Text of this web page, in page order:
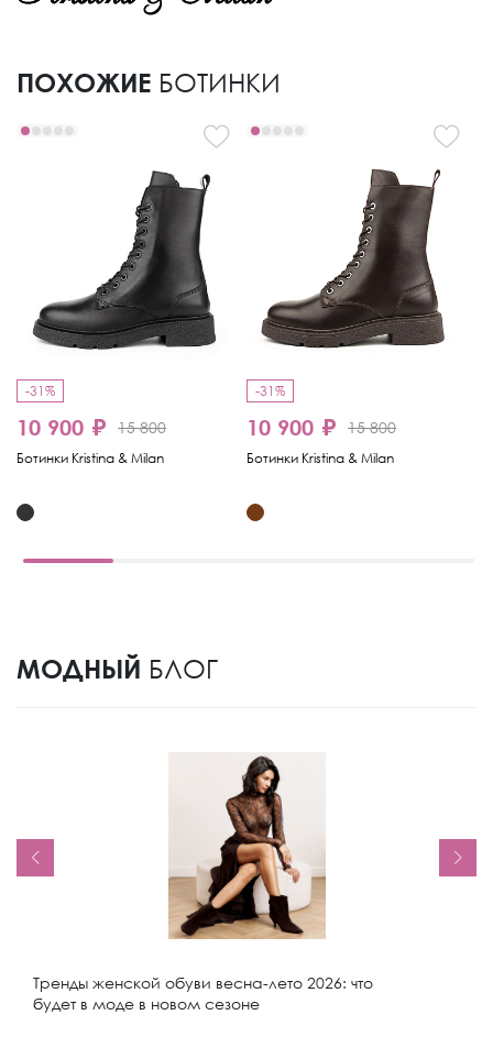
ПОХОЖИЕ БОТИНКИ
-31%
10 900 ₽ 15 800
Ботинки Kristina & Milan
-31%
10 900 ₽ 15 800
Ботинки Kristina & Milan
МОДНЫЙ БЛОГ
Тренды женской обуви весна-лето 2026: что
будет в моде в новом сезоне